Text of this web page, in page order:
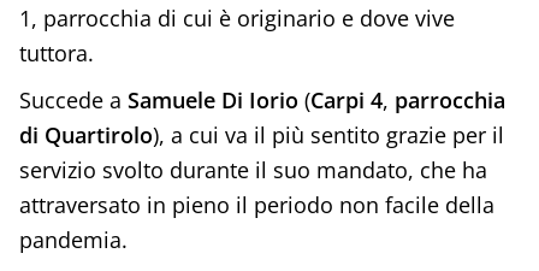
1, parrocchia di cui è originario e dove vive
tuttora.
Succede a Samuele Di Iorio (Carpi 4, parrocchia
di Quartirolo), a cui va il più sentito grazie per il
servizio svolto durante il suo mandato, che ha
attraversato in pieno il periodo non facile della
pandemia.